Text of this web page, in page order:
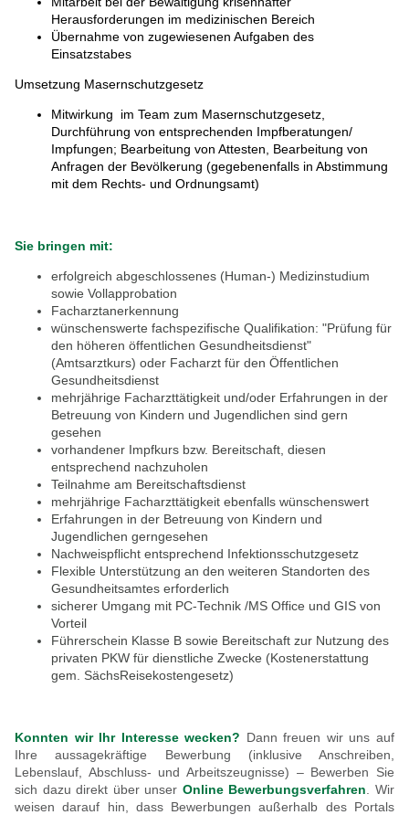
Herausforderungen im medizinischen Bereich
Übernahme von zugewiesenen Aufgaben des
Einsatzstabes
Umsetzung Masernschutzgesetz
Mitwirkung im Team zum Masernschutzgesetz,
Durchführung von entsprechenden Impfberatungen/
Impfungen; Bearbeitung von Attesten, Bearbeitung von
Anfragen der Bevölkerung (gegebenenfalls in Abstimmung
mit dem Rechts- und Ordnungsamt)
Sie bringen mit:
erfolgreich abgeschlossenes (Human-) Medizinstudium
sowie Vollapprobation
Facharztanerkennung
wünschenswerte fachspezifische Qualifikation: "Prüfung für
den höheren öffentlichen Gesundheitsdienst"
(Amtsarztkurs) oder Facharzt für den Öffentlichen
Gesundheitsdienst
mehrjährige Facharzttätigkeit und/oder Erfahrungen in der
Betreuung von Kindern und Jugendlichen sind gern
gesehen
vorhandener Impfkurs bzw. Bereitschaft, diesen
entsprechend nachzuholen
Teilnahme am Bereitschaftsdienst
mehrjährige Facharzttätigkeit ebenfalls wünschenswert
Erfahrungen in der Betreuung von Kindern und
Jugendlichen gerngesehen
Nachweispflicht entsprechend Infektionsschutzgesetz
Flexible Unterstützung an den weiteren Standorten des
Gesundheitsamtes erforderlich
sicherer Umgang mit PC-Technik /MS Office und GIS von
Vorteil
Führerschein Klasse B sowie Bereitschaft zur Nutzung des
privaten PKW für dienstliche Zwecke (Kostenerstattung
gem. SächsReisekostengesetz)
Konnten wir Ihr Interesse wecken? Dann freuen wir uns auf
Ihre aussagekräftige Bewerbung (inklusive Anschreiben,
Lebenslauf, Abschluss- und Arbeitszeugnisse) – Bewerben Sie
sich dazu direkt über unser Online Bewerbungsverfahren . Wir
weisen darauf hin, dass Bewerbungen außerhalb des Portals